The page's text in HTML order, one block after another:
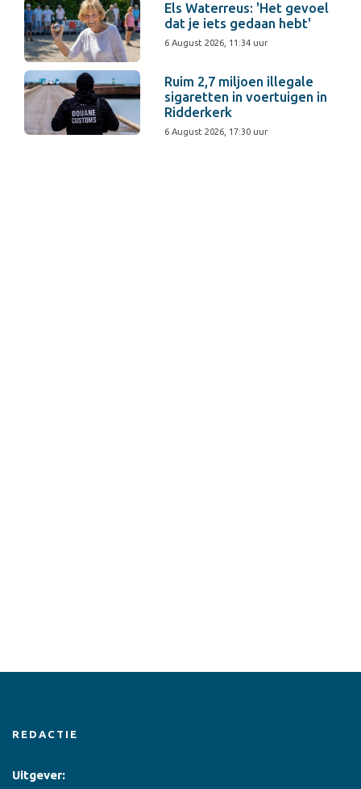
Els Waterreus: 'Het gevoel
dat je iets gedaan hebt'
6 August 2026, 11:34 uur
Ruim 2,7 miljoen illegale
sigaretten in voertuigen in
Ridderkerk
6 August 2026, 17:30 uur
REDACTIE
Uitgever: